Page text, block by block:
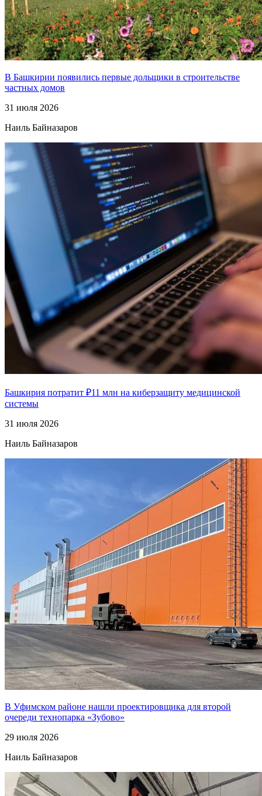
В Башкирии появились первые дольщики в строительстве
частных домов
31 июля 2026
Наиль Байназаров
Башкирия потратит ₽11 млн на киберзащиту медицинской
системы
31 июля 2026
Наиль Байназаров
В Уфимском районе нашли проектировщика для второй
очереди технопарка «Зубово»
29 июля 2026
Наиль Байназаров